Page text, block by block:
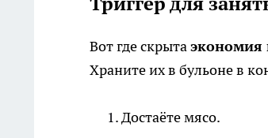
Вот где скрытаэкономия
Храните их в бульоне в
Достаёте мясо.